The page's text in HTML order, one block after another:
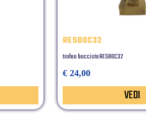
RESBOC32
trofeo boccista RESBOC32
€ 24,00
VEDI